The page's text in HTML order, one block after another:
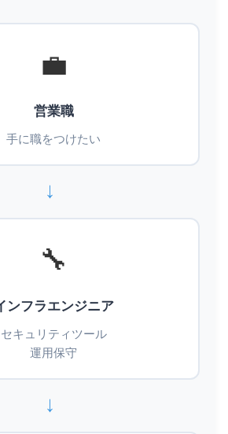
💼
営業職
手に職をつけたい
→
🔧
ンフラエンジニア
セキュリティツール
運用保守
→